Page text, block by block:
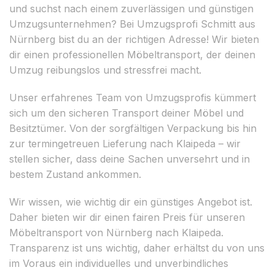
und suchst nach einem zuverlässigen und günstigen
Umzugsunternehmen? Bei Umzugsprofi Schmitt aus
Nürnberg bist du an der richtigen Adresse! Wir bieten
dir einen professionellen Möbeltransport, der deinen
Umzug reibungslos und stressfrei macht.
Unser erfahrenes Team von Umzugsprofis kümmert
sich um den sicheren Transport deiner Möbel und
Besitztümer. Von der sorgfältigen Verpackung bis hin
zur termingetreuen Lieferung nach Klaipeda – wir
stellen sicher, dass deine Sachen unversehrt und in
bestem Zustand ankommen.
Wir wissen, wie wichtig dir ein günstiges Angebot ist.
Daher bieten wir dir einen fairen Preis für unseren
Möbeltransport von Nürnberg nach Klaipeda.
Transparenz ist uns wichtig, daher erhältst du von uns
im Voraus ein individuelles und unverbindliches